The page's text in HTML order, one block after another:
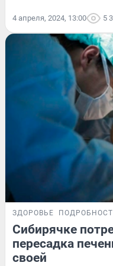
4 апреля, 2024, 13:00 5
ЗДОРОВЬЕ
Сибирячке
пересадка
своей